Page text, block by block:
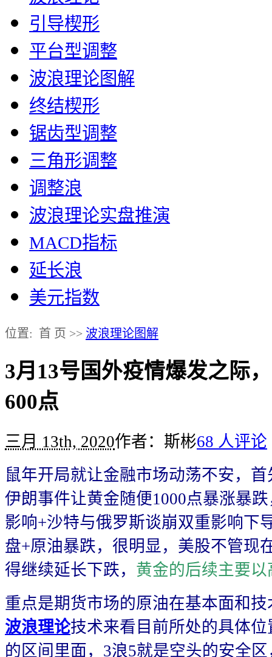
引导楔形
平台型调整
波浪理论图解
终结楔形
锯齿型调整
三角形调整
调整浪
波浪理论实盘推演
MACD指标
延长浪
美元指数
位置: 首 页 >> 波浪理论图解
3月13号国外疫情爆发之际
600点
三月 13th, 2020作者：斯彬68 人评论
鼠年开局就让金融市场动荡不安，
伊朗事件让黄金随便1000点暴涨暴
影响+沙特与俄罗斯谈崩双重影响下
盘+原油暴跌，很明显，美股不管现
得继续延长下跌， 黄金的后续主要
重点是期货市场的原油在基本面和
波浪理论技术来看目前所处的具体
的区间里面，3浪5就是空头的安全